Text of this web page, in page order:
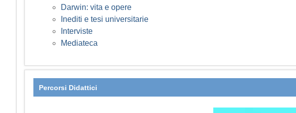
Darwin: vita e opere
Inediti e tesi universitarie
Interviste
Mediateca
Percorsi Didattici